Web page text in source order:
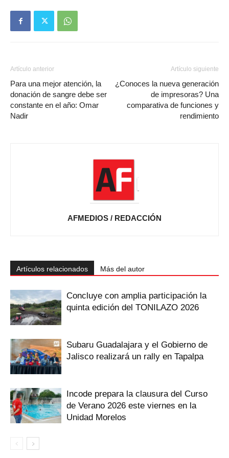
Artículo anterior
Para una mejor atención, la
donación de sangre debe ser
constante en el año: Omar
Nadir
Artículo siguiente
¿Conoces la nueva generación
de impresoras? Una
comparativa de funciones y
rendimiento
AFMEDIOS / REDACCIÓN
Artículos relacionados Más del autor
Concluye con amplia participación la
quinta edición del TONILAZO 2026
Subaru Guadalajara y el Gobierno de
Jalisco realizará un rally en Tapalpa
Incode prepara la clausura del Curso
de Verano 2026 este viernes en la
Unidad Morelos